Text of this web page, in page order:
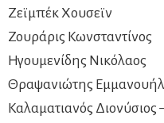
Ζεϊμπέκ Χουσεϊν
Ζουράρις Κωνσταντίνος
Ηγουμενίδης Νικόλαος
Θραψανιώτης Εμμανουήλ
Καλαματιανός